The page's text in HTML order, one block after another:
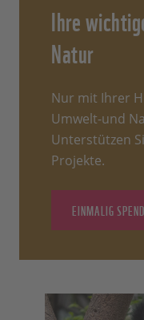
Ihre
Natur
Nur mit Ihrer
Umwelt-und
Unterstützen
Projekte.
EINMALIG